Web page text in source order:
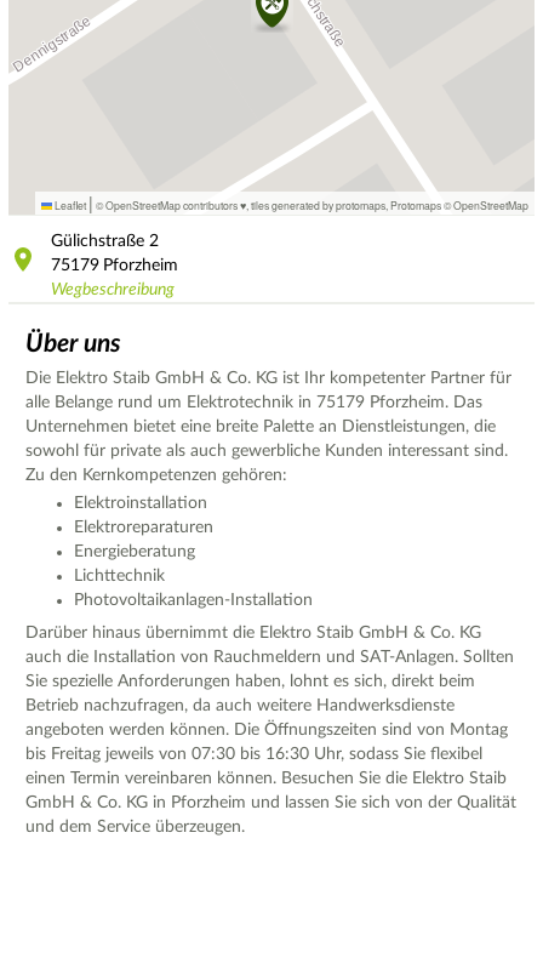
Leaflet | © OpenStreetMap contributors ♥, tiles generated by protomaps Protomaps©OpenStreetMap
Gülichstraße 2
75179 Pforzheim
Wegbeschreibung
Über uns
Die Elektro Staib GmbH & Co. KG ist Ihr kompetenter Partner für
alle Belange rund um Elektrotechnik in 75179 Pforzheim. Das
Unternehmen bietet eine breite Palette an Dienstleistungen, die
sowohl für private als auch gewerbliche Kunden interessant sind.
Zu den Kernkompetenzen gehören:
Elektroinstallation
Elektroreparaturen
Energieberatung
Lichttechnik
Photovoltaikanlagen-Installation
Darüber hinaus übernimmt die Elektro Staib GmbH & Co. KG
auch die Installation von Rauchmeldern und SAT-Anlagen. Sollten
Sie spezielle Anforderungen haben, lohnt es sich, direkt beim
Betrieb nachzufragen, da auch weitere Handwerksdienste
angeboten werden können. Die Öffnungszeiten sind von Montag
bis Freitag jeweils von 07:30 bis 16:30 Uhr, sodass Sie flexibel
einen Termin vereinbaren können. Besuchen Sie die Elektro Staib
GmbH & Co. KG in Pforzheim und lassen Sie sich von der Qualität
und dem Service überzeugen.